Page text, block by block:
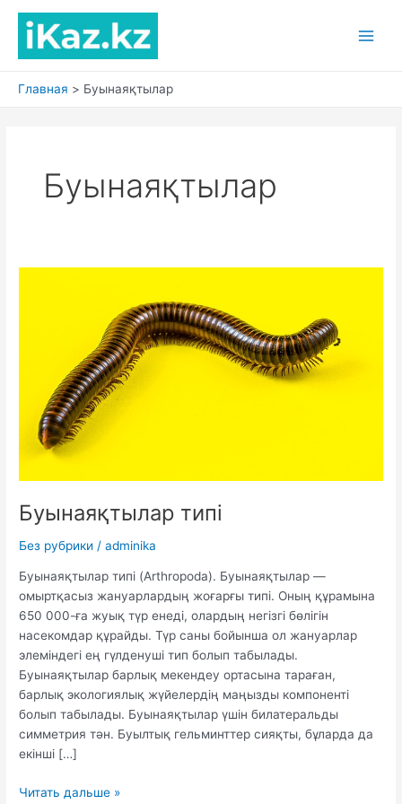
содержимому
Главная Буынаяқтылар
Буынаяқтылар
Буынаяқтылар типі
Без рубрики /adminika
Буынаяқтылар типі (Arthropoda). Буынаяқтылар —
омыртқасыз жануарлардың жоғарғы типі. Оның құрамына
650 000-ға жуық түр енеді, олардың негізгі бөлігін
насекомдар құрайды. Түр саны бойынша ол жануарлар
элеміндегі ең гүлденуші тип болып табылады.
Буынаяқтылар барлық мекендеу ортасына тараған,
барлық экологиялық жүйелердің маңызды компоненті
болып табылады. Буынаяқтылар үшін билатеральды
симметрия тән. Буылтық гельминттер сияқты, бұларда да
екінші […]
Буынаяқтылар
Читать дальше »